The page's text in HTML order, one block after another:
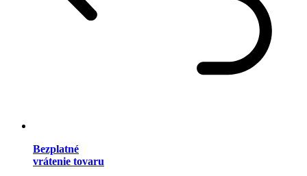
Bezplatné
vrátenie tovaru